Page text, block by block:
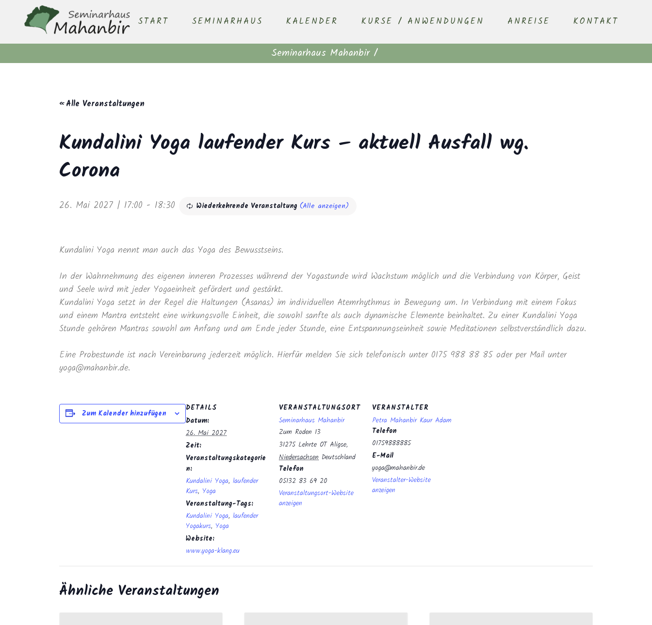
START SEMINARHAUS KALENDER KURSE / ANWENDUNGEN ANREISE KONTAKT
Seminarhaus Mahanbir/
« Alle Veranstaltungen
Kundalini Yoga laufender Kurs – aktuell Ausfall wg.
Corona
26. Mai 2027 | 17:00 - 18:30 Wiederkehrende Veranstaltung (Alle anzeigen)
Kundalini Yoga nennt man auch das Yoga des Bewusstseins.
In der Wahrnehmung des eigenen inneren Prozesses während der Yogastunde wird Wachstum möglich und die Verbindung von Körper, Geist
und Seele wird mit jeder Yogaeinheit gefördert und gestärkt.
Kundalini Yoga setzt in der Regel die Haltungen (Asanas) im individuellen Atemrhythmus in Bewegung um. In Verbindung mit einem Fokus
und einem Mantra entsteht eine wirkungsvolle Einheit, die sowohl sanfte als auch dynamische Elemente beinhaltet. Zu einer Kundalini Yoga
Stunde gehören Mantras sowohl am Anfang und am Ende jeder Stunde, eine Entspannungseinheit sowie Meditationen selbstverständlich dazu.
Eine Probestunde ist nach Vereinbarung jederzeit möglich. Hierfür melden Sie sich telefonisch unter 0175 988 88 85 oder per Mail unter
yoga@mahanbir.de.
Zum Kalender hinzufügen
DETAILS
Datum:
26. Mai 2027
Zeit:
Veranstaltungskategorie
n:
Kundalini Yoga, laufender
Kurs, Yoga
Veranstaltung-Tags:
Kundalini Yoga, laufender
Yogakurs, Yoga
Website:
www.yoga-klang.eu
VERANSTALTUNGSORT
Seminarhaus Mahanbir
Zum Roden 13
31275 Lehrte OT Aligse,
Niedersachsen Deutschland
Telefon
05132 83 69 20
Veranstaltungsort-Website
anzeigen
VERANSTALTER
Petra Mahanbir Kaur Adam
Telefon
01759888885
E-Mail
yoga@mahanbir.de
Veranstalter-Website
anzeigen
Ähnliche Veranstaltungen